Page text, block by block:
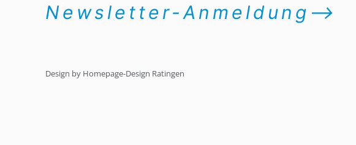
Newsletter-Anmeldung⟶
Design by Homepage-Design Ratingen